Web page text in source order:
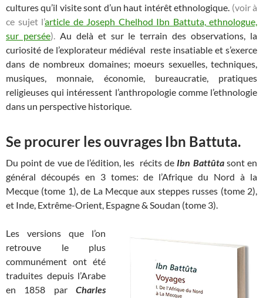
cultures qu’il visite sont d’un haut intérêt ethnologique. (voir à
ce sujet l’article de Joseph Chelhod Ibn Battuta, ethnologue,
sur persée). Au delà et sur le terrain des observations, la
curiosité de l’explorateur médiéval reste insatiable et s’exerce
dans de nombreux domaines; moeurs sexuelles, techniques,
musiques, monnaie, économie, bureaucratie, pratiques
religieuses qui intéressent l’anthropologie comme l’ethnologie
dans un perspective historique.
Se procurer les ouvrages Ibn Battuta.
Du point de vue de l’édition, les récits de Ibn Battûtasont en
général découpés en 3 tomes: de l’Afrique du Nord à la
Mecque (tome 1), de La Mecque aux steppes russes (tome 2),
et Inde, Extrême-Orient, Espagne & Soudan (tome 3).
Les versions que l’on
retrouve le plus
communément ont été
traduites depuis l’Arabe
en 1858 parCharles